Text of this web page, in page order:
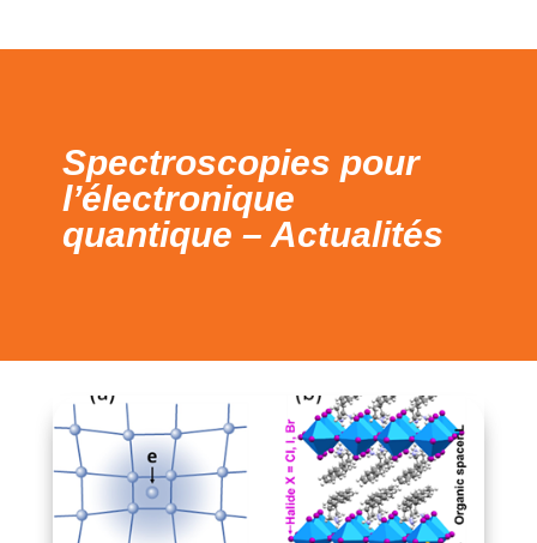
Spectroscopies pour
l’électronique
quantique – Actualités